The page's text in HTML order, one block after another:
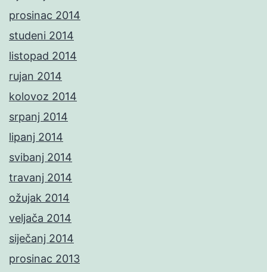
prosinac 2014
studeni 2014
listopad 2014
rujan 2014
kolovoz 2014
srpanj 2014
lipanj 2014
svibanj 2014
travanj 2014
ožujak 2014
veljača 2014
siječanj 2014
prosinac 2013